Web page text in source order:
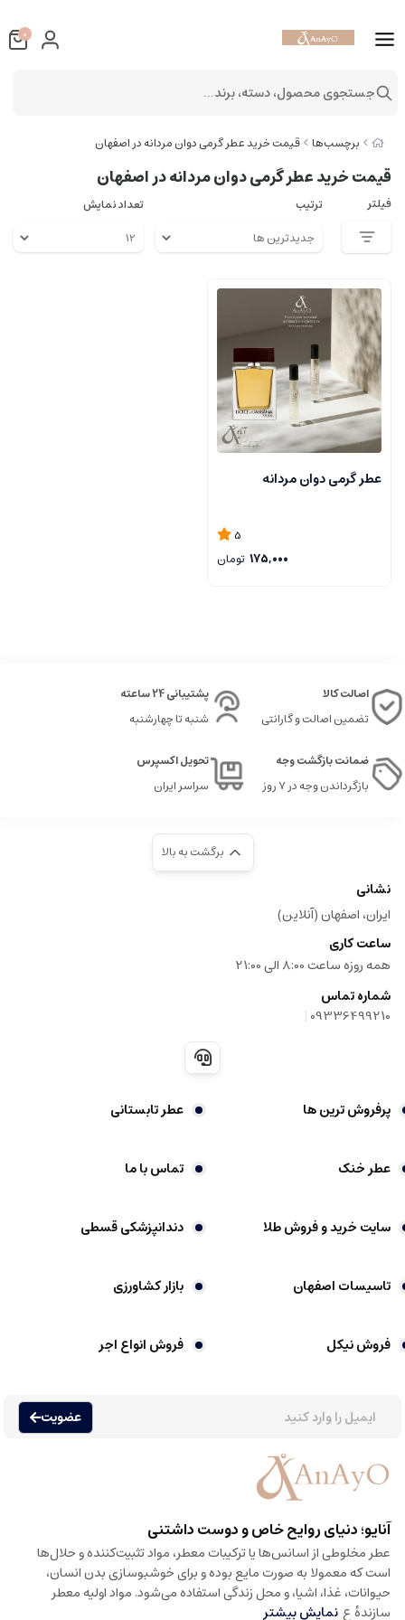
برچسب‌ها قیمت خرید عطر گرمی دوان مردانه در اصفهان
قیمت خرید عطر گرمی دوان مردانه در اصفهان
فیلتر ترتیب تعداد نمایش
عطر گرمی دوان مردانه
5
175,000 تومان
اصالت کالا
تضمین اصالت و گارانتی
پشتیبانی 24 ساعته
شنبه تا چهارشنبه
ضمانت بازگشت وجه
بازگرداندن وجه در ۷ روز
تحویل اکسپرس
سراسر ایران
برگشت به بالا
نشانی
ایران، اصفهان (آنلاین)
ساعت کاری
همه روزه ساعت 8:00 الی 21:00
شماره تماس
09336499210
|
پرفروش ترین ها عطر تابستانی
عطر خنک تماس با ما
سایت خرید و فروش طلا دندانپزشکی قسطی
تاسیسات اصفهان بازار کشاورزی
فروش نیکل فروش انواع اجر
عضویت
آنایو؛ دنیای روایح خاص و دوست داشتنی
عطر مخلوطی از اسانس‌ها یا ترکیبات معطر، مواد تثبیت‌کننده و حلال‌ها
است که معمولا به صورت مایع بوده و برای خوشبوسازی بدن انسان،
حیوانات، غذا، اشیا، و محل زندگی استفاده می‌شود. مواد اولیه معطر
سازندهٔ ع نمایش بیشتر
0
جستجوی محصول، دسته، برند...